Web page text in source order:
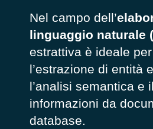
Nel campo dell’
linguaggio naturale
estrattiva è ideale
l’estrazione di entità
l’analisi semantica e
informazioni da
database.